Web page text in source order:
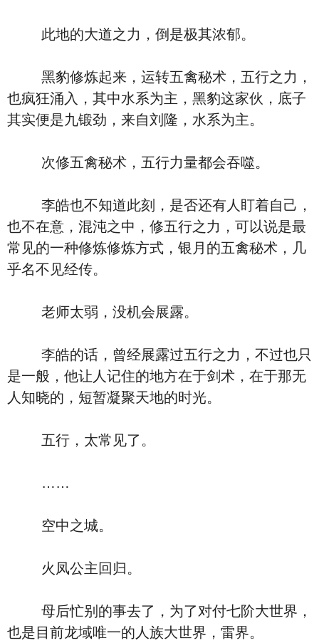
此地的大道之力，倒是极其浓郁。
黑豹修炼起来，运转五禽秘术，五行之力，
也疯狂涌入，其中水系为主，黑豹这家伙，底子
其实便是九锻劲，来自刘隆，水系为主。
次修五禽秘术，五行力量都会吞噬。
李皓也不知道此刻，是否还有人盯着自己，
也不在意，混沌之中，修五行之力，可以说是最
常见的一种修炼修炼方式，银月的五禽秘术，几
乎名不见经传。
老师太弱，没机会展露。
李皓的话，曾经展露过五行之力，不过也只
是一般，他让人记住的地方在于剑术，在于那无
人知晓的，短暂凝聚天地的时光。
五行，太常见了。
……
空中之城。
火凤公主回归。
母后忙别的事去了，为了对付七阶大世界，
也是目前龙域唯一的人族大世界，雷界。